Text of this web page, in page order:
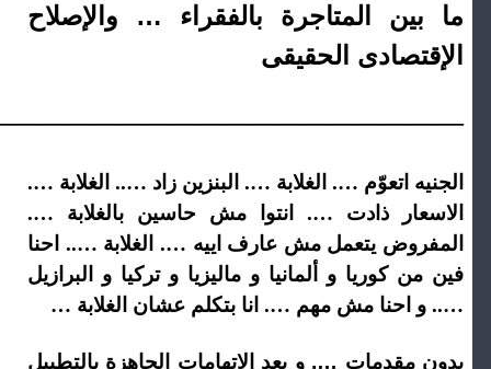
ما بين المتاجرة بالفقراء … والإصلاح
الإقتصادى الحقيقى
——————————————————-
الجنيه اتعوّم …. الغلابة …. البنزين زاد ….. الغلابة ….
الاسعار ذادت …. انتوا مش حاسين بالغلابة ….
المفروض يتعمل مش عارف اييه …. الغلابة ….. احنا
فين من كوريا و ألمانيا و ماليزيا و تركيا و البرازيل
….. و احنا مش مهم …. انا بتكلم عشان الغلابة …
بدون مقدمات …. و بعد الاتهامات الجاهزة بالتطبيل